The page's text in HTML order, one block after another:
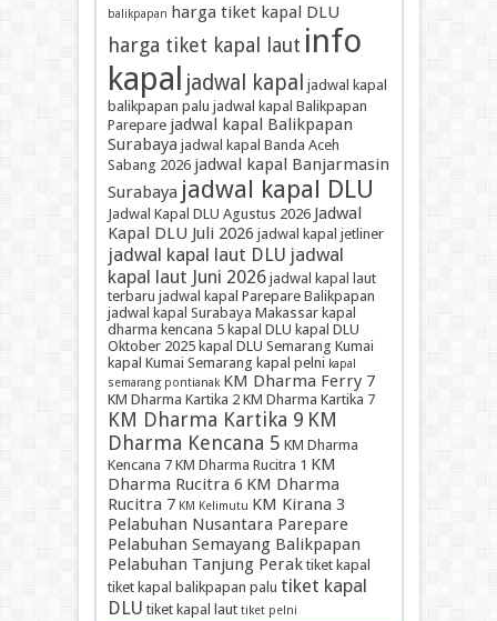
balikpapan harga tiket kapal DLU
harga tiket kapal laut info
kapal jadwal kapal jadwal kapal
balikpapan palu jadwal kapal Balikpapan
Parepare jadwal kapal Balikpapan
Surabaya jadwal kapal Banda Aceh
Sabang 2026 jadwal kapal Banjarmasin
Surabaya jadwal kapal DLU
Jadwal Kapal DLU Agustus 2026 Jadwal
Kapal DLU Juli 2026 jadwal kapal jetliner
jadwal kapal laut DLU jadwal
kapal laut Juni 2026 jadwal kapal laut
terbaru jadwal kapal Parepare Balikpapan
jadwal kapal Surabaya Makassar kapal
dharma kencana 5 kapal DLU kapal DLU
Oktober 2025 kapal DLU Semarang Kumai
kapal Kumai Semarang kapal pelni kapal
semarang pontianak KM Dharma Ferry 7
KM Dharma Kartika 2 KM Dharma Kartika 7
KM Dharma Kartika 9 KM
Dharma Kencana 5 KM Dharma
Kencana 7 KM Dharma Rucitra 1 KM
Dharma Rucitra 6 KM Dharma
Rucitra 7 KM Kelimutu KM Kirana 3
Pelabuhan Nusantara Parepare
Pelabuhan Semayang Balikpapan
Pelabuhan Tanjung Perak tiket kapal
tiket kapal balikpapan palu tiket kapal
DLU tiket kapal laut tiket pelni